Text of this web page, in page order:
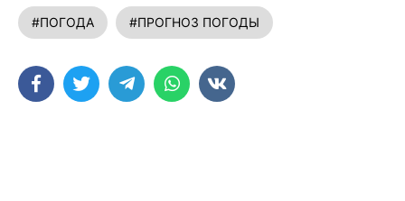
#ПОГОДА #ПРОГНОЗ ПОГОДЫ